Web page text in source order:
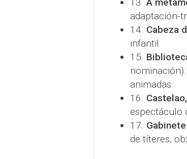
adaptación-
14. Cabeza
infantil
15.
animadas.
16.
espectáculo
17.
de títeres,